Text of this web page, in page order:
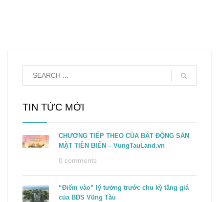
TIN TỨC MỚI
CHƯƠNG TIẾP THEO CỦA BẤT ĐỘNG SẢN
MẶT TIỀN BIỂN – VungTauLand.vn
0 comments
“Điểm vào” lý tưởng trước chu kỳ tăng giá
của BĐS Vũng Tàu